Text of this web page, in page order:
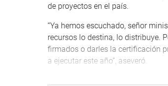
de proyectos en el país.
“Ya hemos escuchado, señor
recursos lo destina, lo distribuye.
firmados o darles la certificación
a ejecutar este año”, aseveró.